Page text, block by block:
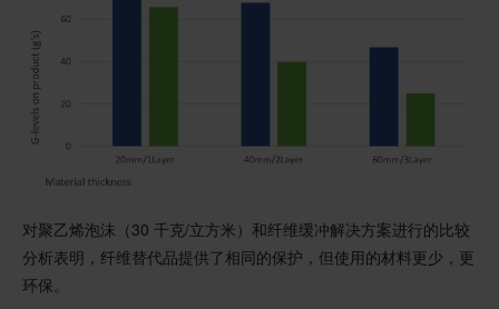
对聚乙烯泡沫（30 千克/立方米）和纤维缓冲解决方案进行的比较
分析表明，纤维替代品提供了相同的保护，但使用的材料更少，更
环保。